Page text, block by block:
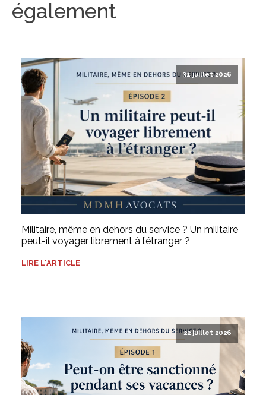
également
31 juillet 2026
Militaire, même en dehors du service ? Un militaire
peut-il voyager librement à l’étranger ?
LIRE L'ARTICLE
22 juillet 2026